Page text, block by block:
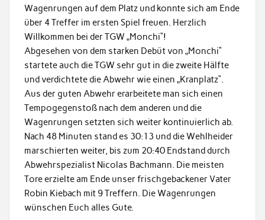
Wagenrungen auf dem Platz und konnte sich am Ende
über 4 Treffer im ersten Spiel freuen. Herzlich
Willkommen bei der TGW „Monchi“!
Abgesehen von dem starken Debüt von „Monchi“
startete auch die TGW sehr gut in die zweite Hälfte
und verdichtete die Abwehr wie einen „Kranplatz“.
Aus der guten Abwehr erarbeitete man sich einen
Tempogegenstoß nach dem anderen und die
Wagenrungen setzten sich weiter kontinuierlich ab.
Nach 48 Minuten stand es 30:13 und die Wehlheider
marschierten weiter, bis zum 20:40 Endstand durch
Abwehrspezialist Nicolas Bachmann. Die meisten
Tore erzielte am Ende unser frischgebackener Vater
Robin Kiebach mit 9 Treffern. Die Wagenrungen
wünschen Euch alles Gute.